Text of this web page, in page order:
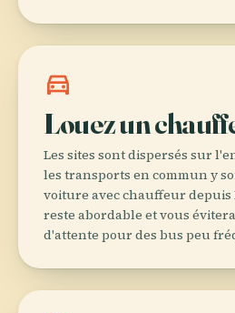
directions_car
Louez un
Les sites sont dispersés sur
les transports en commun y
voiture avec chauffeur depuis
reste abordable et vous
d'attente pour des bus peu